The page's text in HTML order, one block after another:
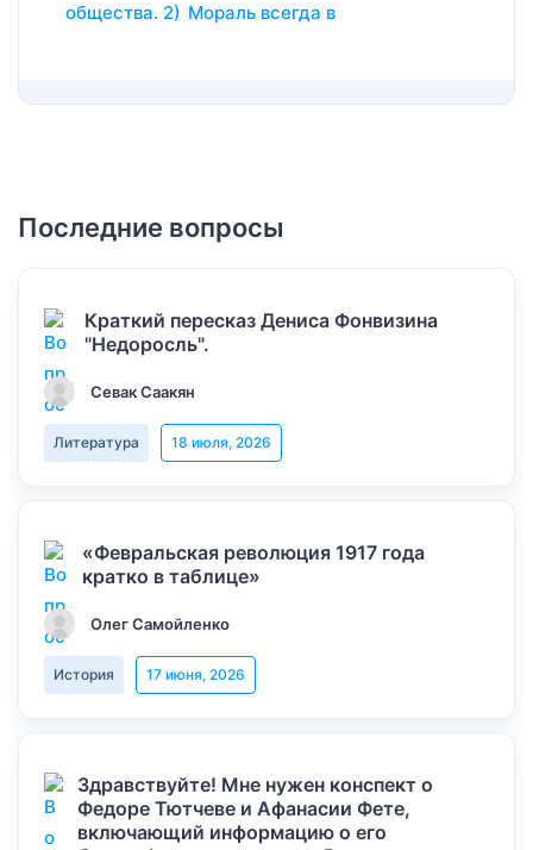
общества. 2) Мораль всегда в
Последние вопросы
Краткий пересказ Дениса Фонвизина
"Недоросль".
Севак Саакян
Литература 18 июля, 2026
«Февральская революция 1917 года
кратко в таблице»
Олег Самойленко
История 17 июня, 2026
Здравствуйте! Мне нужен конспект о
Федоре Тютчеве и Афанасии Фете,
включающий информацию о его